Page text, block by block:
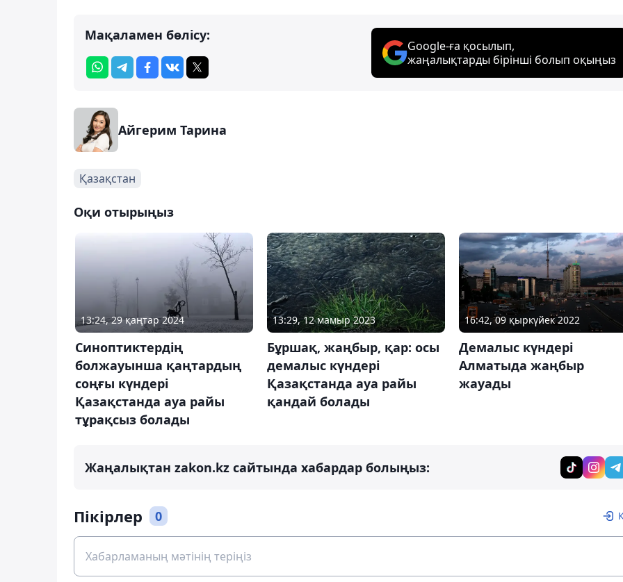
Мақаламен бөлісу:
Google-ға қосылып,
жаңалықтарды бірінші болып оқыңыз
Айгерим Тарина
Қазақстан
Оқи отырыңыз
13:24, 29 қаңтар 2024
Синоптиктердің
болжауынша қаңтардың
соңғы күндері
Қазақстанда ауа райы
тұрақсыз болады
13:29, 12 мамыр 2023
Бұршақ, жаңбыр, қар: осы
демалыс күндері
Қазақстанда ауа райы
қандай болады
16:42, 09 қыркүйек 2022
Демалыс күндері
Алматыда жаңбыр
жауады
Жаңалықтан zakon.kz сайтында хабардар болыңыз:
Пікірлер 0